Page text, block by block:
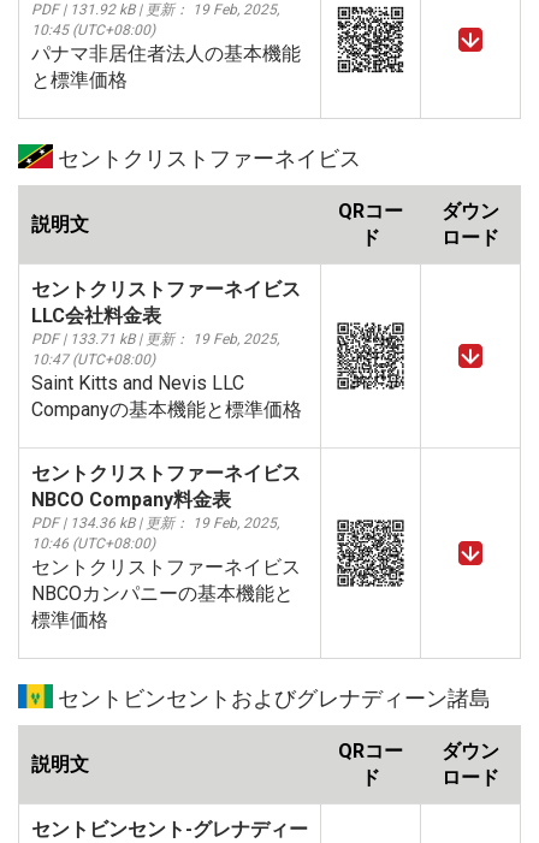
PDF | 131.92 kB | 更新： 19 Feb, 2025,
10:45 (UTC+08:00)
パナマ非居住者法人の基本機能
と標準価格
セントクリストファーネイビス
説明文
QRコー
ド
ダウン
ロード
セントクリストファーネイビス
LLC会社料金表
PDF | 133.71 kB | 更新： 19 Feb, 2025,
10:47 (UTC+08:00)
Saint Kitts and Nevis LLC
Companyの基本機能と標準価格
セントクリストファーネイビス
NBCO Company料金表
PDF | 134.36 kB | 更新： 19 Feb, 2025,
10:46 (UTC+08:00)
セントクリストファーネイビス
NBCOカンパニーの基本機能と
標準価格
セントビンセントおよびグレナディーン諸島
説明文
QRコー
ド
ダウン
ロード
セントビンセント-グレナディー